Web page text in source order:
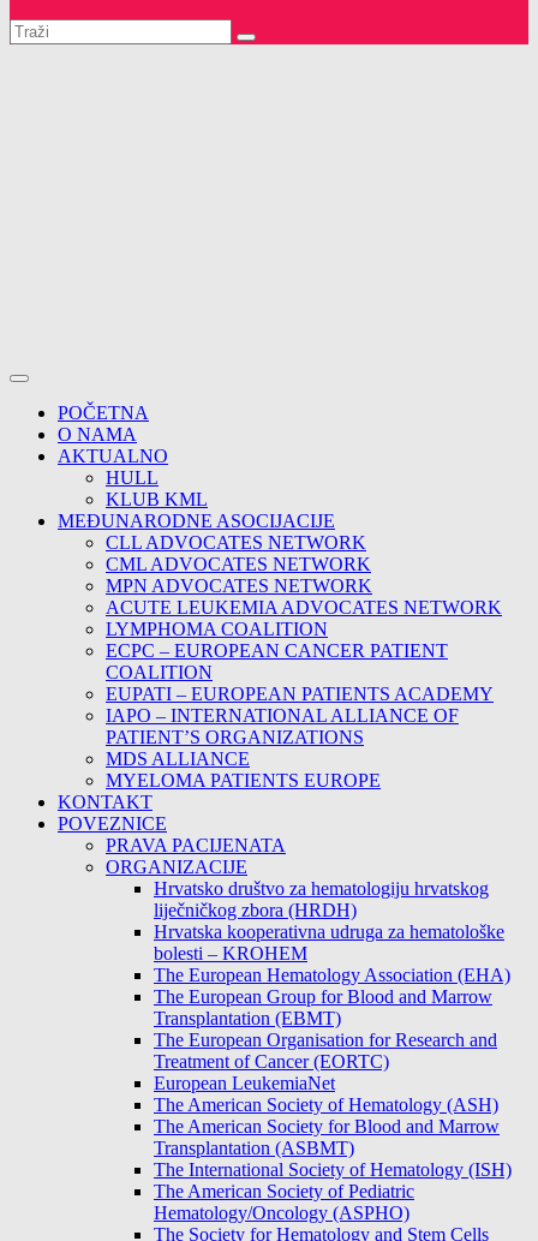
POČETNA
O NAMA
AKTUALNO
HULL
KLUB KML
MEĐUNARODNE ASOCIJACIJE
CLL ADVOCATES NETWORK
CML ADVOCATES NETWORK
MPN ADVOCATES NETWORK
ACUTE LEUKEMIA ADVOCATES NETWORK
LYMPHOMA COALITION
ECPC – EUROPEAN CANCER PATIENT
COALITION
EUPATI – EUROPEAN PATIENTS ACADEMY
IAPO – INTERNATIONAL ALLIANCE OF
PATIENT’S ORGANIZATIONS
MDS ALLIANCE
MYELOMA PATIENTS EUROPE
KONTAKT
POVEZNICE
PRAVA PACIJENATA
ORGANIZACIJE
Hrvatsko društvo za hematologiju hrvatskog
liječničkog zbora (HRDH)
Hrvatska kooperativna udruga za hematološke
bolesti – KROHEM
The European Hematology Association (EHA)
The European Group for Blood and Marrow
Transplantation (EBMT)
The European Organisation for Research and
Treatment of Cancer (EORTC)
European LeukemiaNet
The American Society of Hematology (ASH)
The American Society for Blood and Marrow
Transplantation (ASBMT)
The International Society of Hematology (ISH)
The American Society of Pediatric
Hematology/Oncology (ASPHO)
The Society for Hematology and Stem Cells